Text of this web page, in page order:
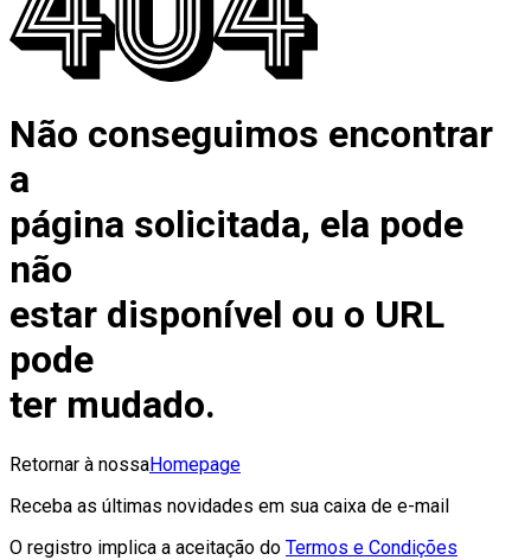
Não conseguimos encontrar
a
página solicitada, ela pode
não
estar disponível ou o URL
pode
ter mudado.
Retornar à nossaHomepage
Receba as últimas novidades em sua caixa de e-mail
O registro implica a aceitação do Termos e Condições